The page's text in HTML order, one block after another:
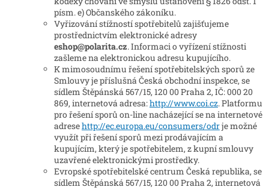
písm. e) Občanského zákoníku.
Vyřizování stížností spotřebitelů zajišťujeme
prostřednictvím elektronické adresy
eshop@polarita.cz. Informaci o vyřízení stížnosti
zašleme na elektronickou adresu kupujícího.
K mimosoudnímu řešení spotřebitelských sporů ze
Smlouvy je příslušná Česká obchodní inspekce, se
sídlem Štěpánská 567/15, 120 00 Praha 2, IČ: 000 20
869, internetová adresa:http://www.coi.cz. Platformu
pro řešení sporů on-line nacházející se na internetové
adresehttp://ec.europa.eu/consumers/odrje možné
využít při řešení sporů mezi prodávajícím a
kupujícím, který je spotřebitelem, z kupní smlouvy
uzavřené elektronickými prostředky.
Evropské spotřebitelské centrum Česká republika, se
sídlem Štěpánská 567/15, 120 00 Praha 2, internetová